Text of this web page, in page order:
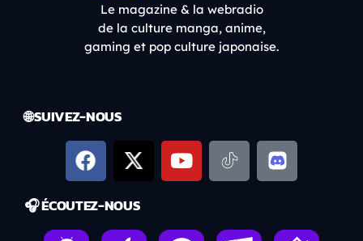
Le magazine & la webradio
de la culture manga, anime,
gaming et pop culture japonaise.
🌐 SUIVEZ-NOUS
🎧 ÉCOUTEZ-NOUS